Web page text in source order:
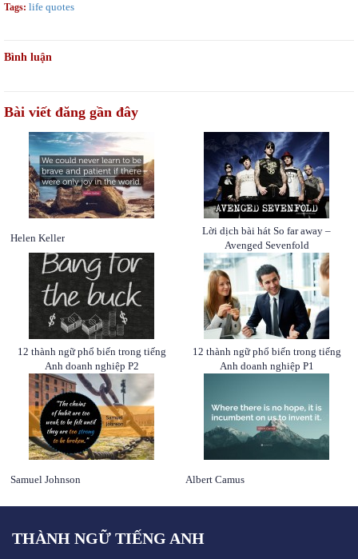
Tags: life quotes
Bình luận
Bài viết đăng gần đây
Helen Keller
Lời dịch bài hát So far away –
Avenged Sevenfold
12 thành ngữ phổ biến trong tiếng
Anh doanh nghiệp P2
12 thành ngữ phổ biến trong tiếng
Anh doanh nghiệp P1
Samuel Johnson Albert Camus
THÀNH NGỮ TIẾNG ANH